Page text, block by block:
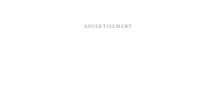
ADVERTISEMENT